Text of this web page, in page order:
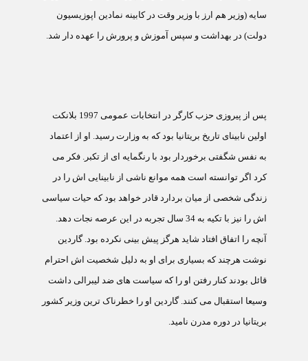
سايه (وزير هم ارز با وزير وقت در کابينه نمادين اپوزيسيون
دولت) در بهداشت و سپس آموزش و پرورش را عهده دار شد.
پس از پيروزی حزب کارگر در انتخابات عمومی 1997 بلانکت
اولين نابينای تاريخ بريتانيا بود که به وزارت رسيد. او از اعتماد
به نفس شگفتی برخوردار بود با رنگمايه ای از تکبر. فکر می
کرد اگر توانسته است همه موانع ناشی از نابينايی اش را در
زندگی شخصی از ميان بردارد قادر خواهد بود که حيات سياسی
اش را نيز با تکيه به 34 سال تجربه در اين عرصه نجات دهد.
آنچه را اتفاق افتاد شايد هرگز پيش بينی نکرده بود. گاردين
نوشت هرچند که بسياری برای او به دليل شخصيت اش احترام
قائل بودند کنار رفتن او را که سياست های ضد ليبرالی داشت
وسيعا استقبال می کنند. گاردين او را خطرناک ترين وزير کشور
بريتانيا در دوره مدرن ناميد.